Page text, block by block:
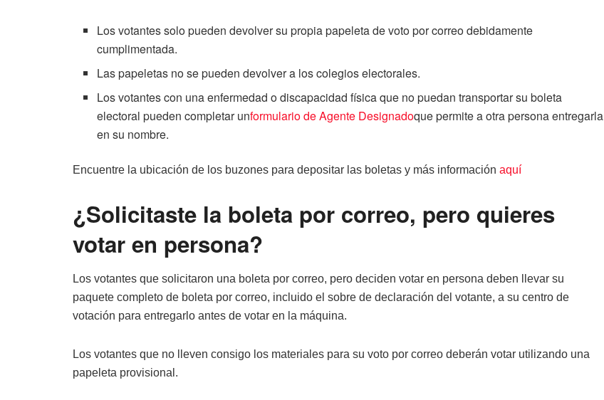
Los votantes solo pueden devolver su propia papeleta de voto por correo debidamente
cumplimentada.
Las papeletas no se pueden devolver a los colegios electorales.
Los votantes con una enfermedad o discapacidad física que no puedan transportar su boleta
electoral pueden completar unformulario de Agente Designadoque permite a otra persona entregarla
en su nombre.
Encuentre la ubicación de los buzones para depositar las boletas y más información aquí
¿Solicitaste la boleta por correo, pero quieres
votar en persona?
Los votantes que solicitaron una boleta por correo, pero deciden votar en persona deben llevar su
paquete completo de boleta por correo, incluido el sobre de declaración del votante, a su centro de
votación para entregarlo antes de votar en la máquina.
Los votantes que no lleven consigo los materiales para su voto por correo deberán votar utilizando una
papeleta provisional.